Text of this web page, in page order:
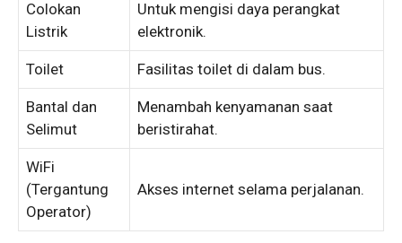
Colokan
Listrik
Untuk mengisi daya perangkat
elektronik.
Toilet Fasilitas toilet di dalam bus.
Bantal dan
Selimut
Menambah kenyamanan saat
beristirahat.
WiFi
(Tergantung
Operator)
Akses internet selama perjalanan.